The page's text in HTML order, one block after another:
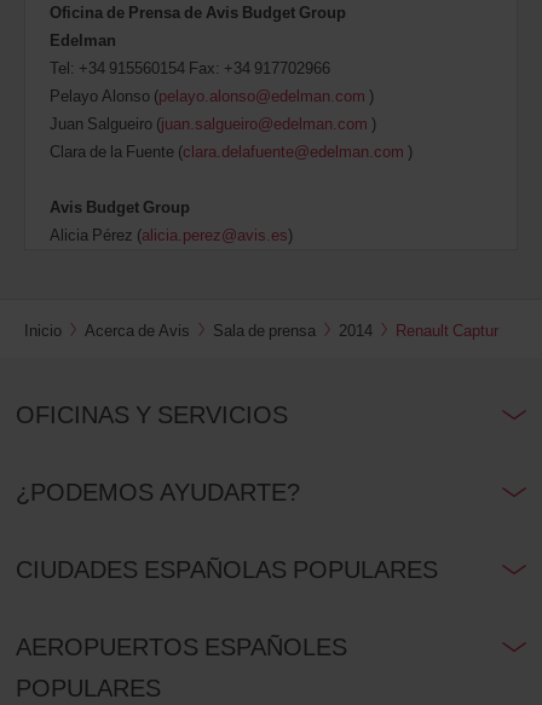
Oficina de Prensa de Avis Budget Group
Edelman
Tel: +34 915560154 Fax: +34 917702966
Pelayo Alonso (pelayo.alonso@edelman.com )
Juan Salgueiro (juan.salgueiro@edelman.com )
Clara de la Fuente (clara.delafuente@edelman.com )
Avis Budget Group
Alicia Pérez (alicia.perez@avis.es)
Inicio Acerca de Avis Sala de prensa 2014 Renault Captur
OFICINAS Y SERVICIOS
¿PODEMOS AYUDARTE?
CIUDADES ESPAÑOLAS POPULARES
AEROPUERTOS ESPAÑOLES
POPULARES